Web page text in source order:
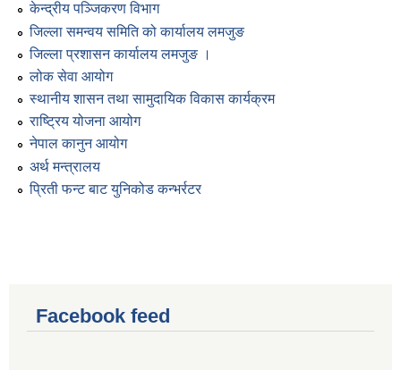
केन्द्रीय पञ्जिकरण विभाग
जिल्ला समन्वय समिति को कार्यालय लमजुङ
जिल्ला प्रशासन कार्यालय लमजुङ ।
लोक सेवा आयोग
स्थानीय शासन तथा सामुदायिक विकास कार्यक्रम
राष्ट्रिय योजना आयोग
नेपाल कानुन आयोग
अर्थ मन्त्रालय
प्रिती फन्ट बाट युनिकोड कन्भर्रटर
Facebook feed